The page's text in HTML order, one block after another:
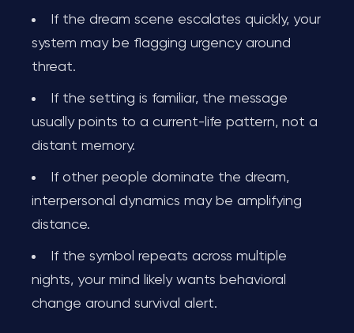
If the dream scene escalates quickly, your
system may be flagging urgency around
threat.
If the setting is familiar, the message
usually points to a current-life pattern, not a
distant memory.
If other people dominate the dream,
interpersonal dynamics may be amplifying
distance.
If the symbol repeats across multiple
nights, your mind likely wants behavioral
change around survival alert.